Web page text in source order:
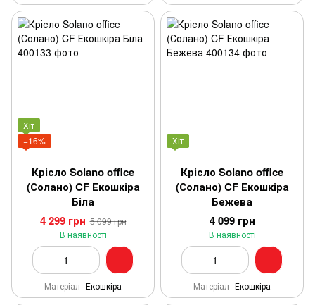
Хіт
−16%
Крісло Solano office
(Солано) CF Екошкіра
Біла
4 299 грн 5 099 грн
В наявності
Матеріал Екошкіра
Хіт
Крісло Solano office
(Солано) CF Екошкіра
Бежева
4 099 грн
В наявності
Матеріал Екошкіра